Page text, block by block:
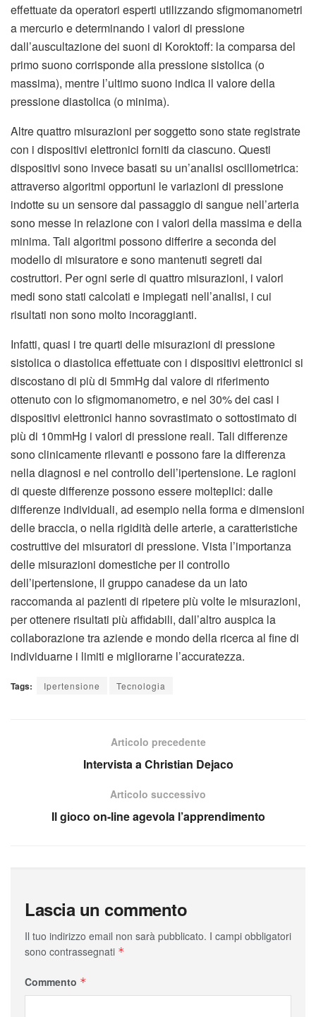
effettuate da operatori esperti utilizzando sfigmomanometri
a mercurio e determinando i valori di pressione
dall’auscultazione dei suoni di Koroktoff: la comparsa del
primo suono corrisponde alla pressione sistolica (o
massima), mentre l’ultimo suono indica il valore della
pressione diastolica (o minima).
Altre quattro misurazioni per soggetto sono state registrate
con i dispositivi elettronici forniti da ciascuno. Questi
dispositivi sono invece basati su un’analisi oscillometrica:
attraverso algoritmi opportuni le variazioni di pressione
indotte su un sensore dal passaggio di sangue nell’arteria
sono messe in relazione con i valori della massima e della
minima. Tali algoritmi possono differire a seconda del
modello di misuratore e sono mantenuti segreti dai
costruttori. Per ogni serie di quattro misurazioni, i valori
medi sono stati calcolati e impiegati nell’analisi, i cui
risultati non sono molto incoraggianti.
Infatti, quasi i tre quarti delle misurazioni di pressione
sistolica o diastolica effettuate con i dispositivi elettronici si
discostano di più di 5mmHg dal valore di riferimento
ottenuto con lo sfigmomanometro, e nel 30% dei casi i
dispositivi elettronici hanno sovrastimato o sottostimato di
più di 10mmHg i valori di pressione reali. Tali differenze
sono clinicamente rilevanti e possono fare la differenza
nella diagnosi e nel controllo dell’ipertensione. Le ragioni
di queste differenze possono essere molteplici: dalle
differenze individuali, ad esempio nella forma e dimensioni
delle braccia, o nella rigidità delle arterie, a caratteristiche
costruttive dei misuratori di pressione. Vista l’importanza
delle misurazioni domestiche per il controllo
dell’ipertensione, il gruppo canadese da un lato
raccomanda ai pazienti di ripetere più volte le misurazioni,
per ottenere risultati più affidabili, dall’altro auspica la
collaborazione tra aziende e mondo della ricerca al fine di
individuarne i limiti e migliorarne l’accuratezza.
Tags: Ipertensione Tecnologia
Articolo precedente
Intervista a Christian Dejaco
Articolo successivo
Il gioco on-line agevola l’apprendimento
Lascia un commento
Il tuo indirizzo email non sarà pubblicato. I campi obbligatori
sono contrassegnati *
Commento *